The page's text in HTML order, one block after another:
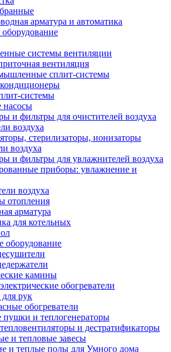
арматура и автоматика
системы вентиляции
вентиляция
сплит-системы
системы
насосы
и фильтры для очистителей воздуха
воздуха
стерилизаторы, ионизаторы
воздуха
и фильтры для увлажнителей воздуха
приборы: увлажнение и
воздуха
отопления
арматура
для котельных
оборудование
камины
обогреватели
рук
обогреватели
пушки и теплогенераторы
и дестратификаторы
и тепловые завесы
и теплые полы для Умного дома